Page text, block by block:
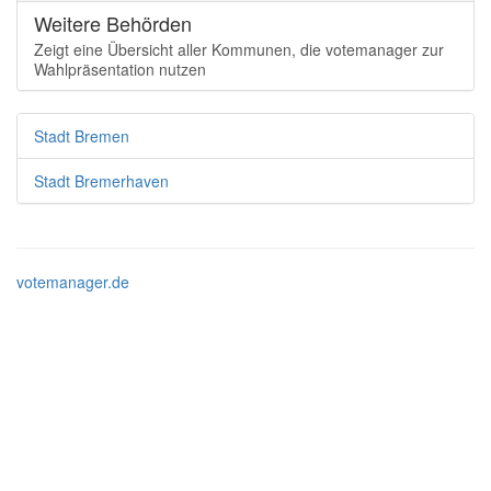
Weitere Behörden
Zeigt eine Übersicht aller Kommunen, die votemanager zur
Wahlpräsentation nutzen
Stadt Bremen
Stadt Bremerhaven
votemanager.de